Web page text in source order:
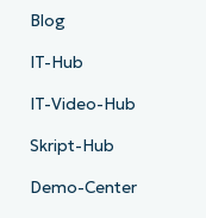
Blog
IT-Hub
IT-Video-Hub
Skript-Hub
Demo-Center